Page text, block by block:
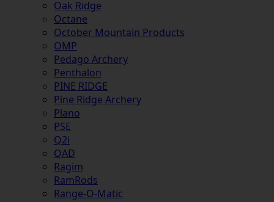
Oak Ridge
Octane
October Mountain Products
OMP
Pedago Archery
Penthalon
PINE RIDGE
Pine Ridge Archery
Plano
PSE
Q2i
QAD
Ragim
RamRods
Range-O-Matic